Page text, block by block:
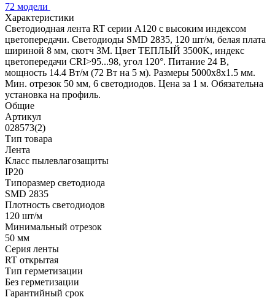
72 модели
Характеристики
Светодиодная лента RT серии A120 с высоким индексом
цветопередачи. Светодиоды SMD 2835, 120 шт/м, белая плата
шириной 8 мм, скотч 3М. Цвет ТЕПЛЫЙ 3500K, индекс
цветопередачи CRI>95...98, угол 120°. Питание 24 В,
мощность 14.4 Вт/м (72 Вт на 5 м). Размеры 5000х8х1.5 мм.
Мин. отрезок 50 мм, 6 светодиодов. Цена за 1 м. Обязательна
установка на профиль.
Общие
Артикул
028573(2)
Тип товара
Лента
Класс пылевлагозащиты
IP20
Типоразмер светодиода
SMD 2835
Плотность светодиодов
120 шт/м
Минимальный отрезок
50 мм
Серия ленты
RT открытая
Тип герметизации
Без герметизации
Гарантийный срок